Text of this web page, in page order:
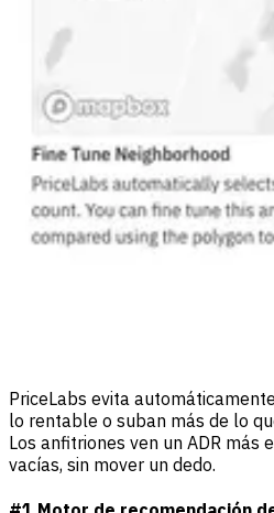
PriceLabs evita
lo rentable o suban más de lo
Los anfitriones ven un ADR más
vacías, sin mover un dedo.